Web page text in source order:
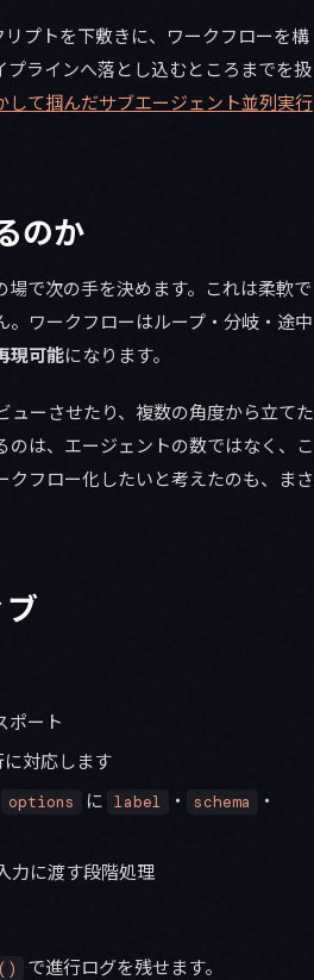
リプトを下敷きに、ワークフローを構
ラインへ落とし込むところまでを扱
て掴んだサブエージェント並列実行
のか
で次の手を決めます。これは柔軟で
ワークフローはループ・分岐・途中
現可能になります。
ーさせたり、複数の角度から立てた
は、エージェントの数ではなく、こ
フロー化したいと考えたのも、まさ
ポート
に対応します
options に label ・ schema ・
力に渡す段階処理
で進行ログを残せます。